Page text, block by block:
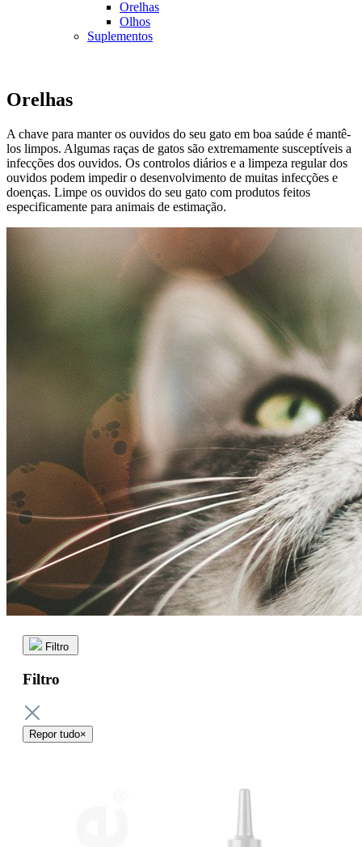
Orelhas
Olhos
Suplementos
Orelhas
A chave para manter os ouvidos do seu gato em boa saúde é mantê-
los limpos. Algumas raças de gatos são extremamente susceptíveis a
infecções dos ouvidos. Os controlos diários e a limpeza regular dos
ouvidos podem impedir o desenvolvimento de muitas infecções e
doenças. Limpe os ouvidos do seu gato com produtos feitos
especificamente para animais de estimação.
Filtro
Filtro
Repor tudo×